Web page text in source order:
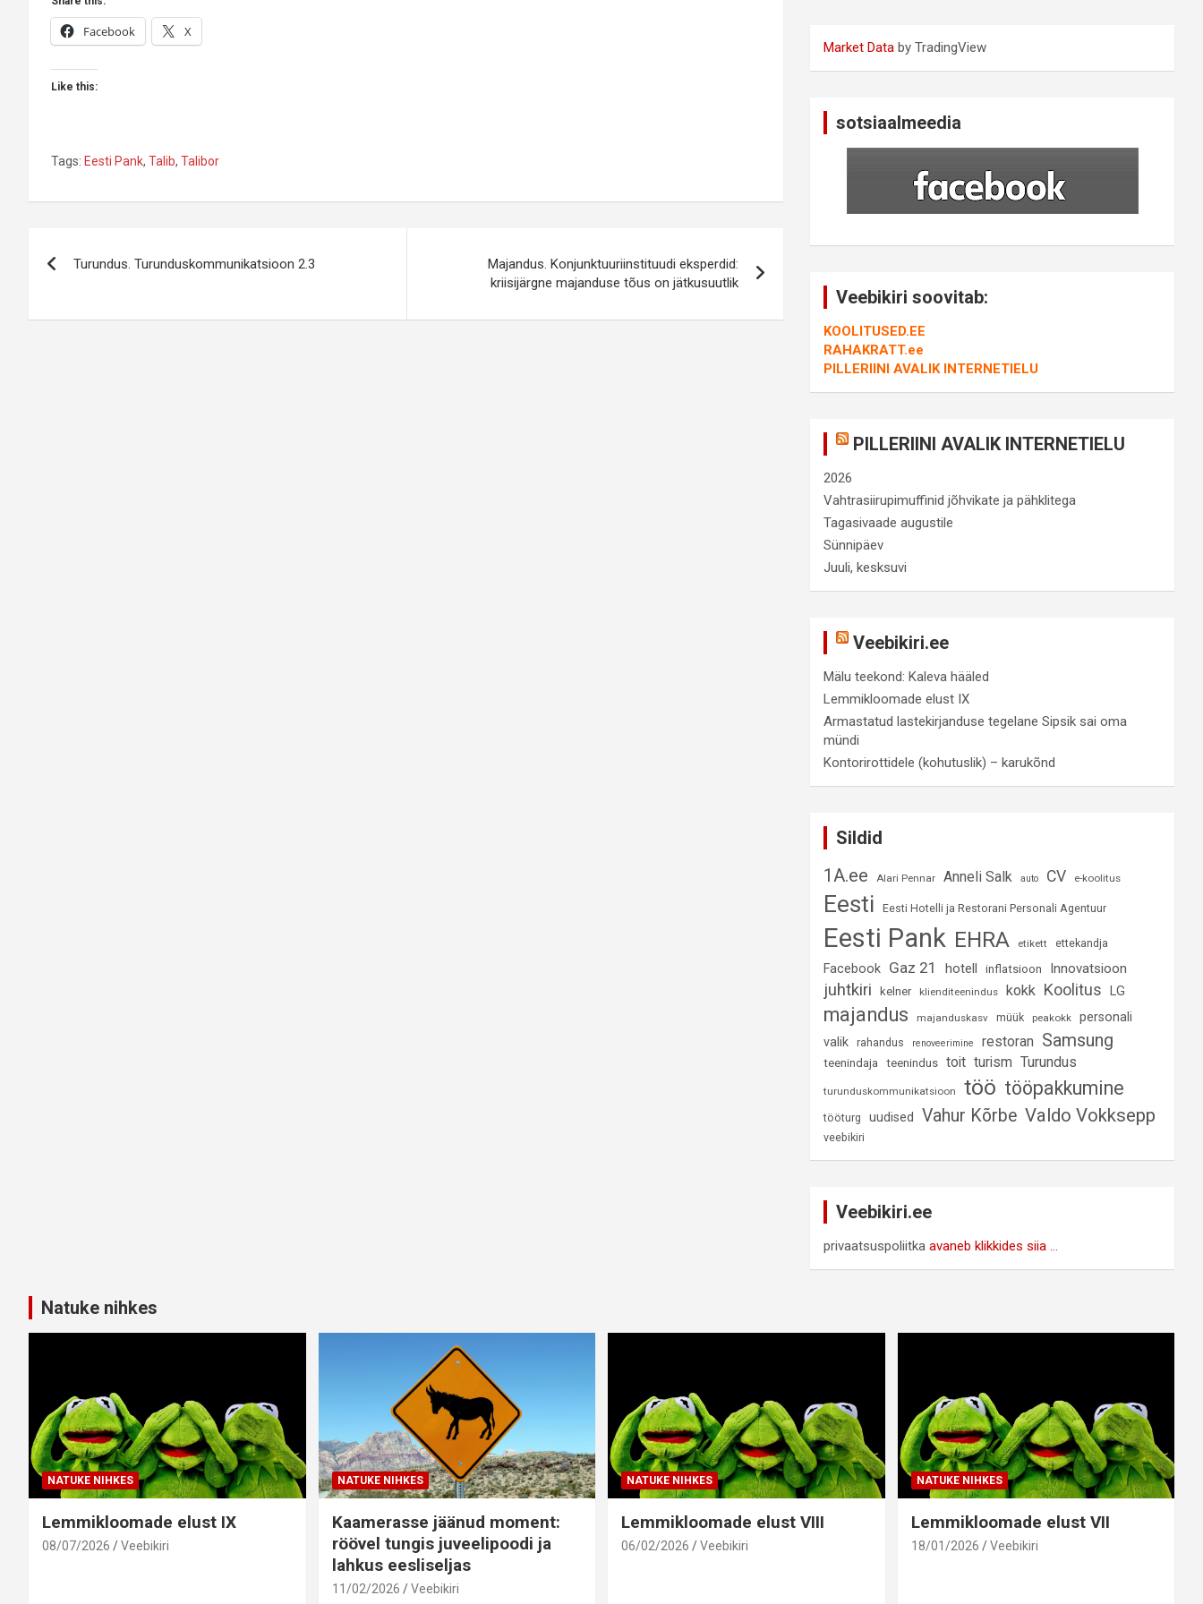
Facebook X
Like this:
Tags: Eesti Pank, Talib, Talibor
Turundus. Turunduskommunikatsioon 2.3
Majandus. Konjunktuuriinstituudi eksperdid:
kriisijärgne majanduse tõus on jätkusuutlik
Market Data by TradingView
sotsiaalmeedia
Veebikiri soovitab:
KOOLITUSED.EE
RAHAKRATT.ee
PILLERIINI AVALIK INTERNETIELU
PILLERIINI AVALIK INTERNETIELU
2026
Vahtrasiirupimuffinid jõhvikate ja pähklitega
Tagasivaade augustile
Sünnipäev
Juuli, kesksuvi
Veebikiri.ee
Mälu teekond: Kaleva hääled
Lemmikloomade elust IX
Armastatud lastekirjanduse tegelane Sipsik sai oma
mündi
Kontorirottidele (kohutuslik) – karukõnd
Sildid
1A.ee
Alari Pennar Anneli Salk auto CV e-koolitus
Eesti Eesti Hotelli ja Restorani Personali Agentuur
Eesti Pank EHRA etikett ettekandja
Facebook Gaz 21 hotell inflatsioon Innovatsioon
juhtkiri kelner klienditeenindus kokk Koolitus LG
majandus majanduskasv müük peakokk
personali
valik
rahandus renoveerimine restoran Samsung
teenindaja teenindus toit turism Turundus
turunduskommunikatsioon töö tööpakkumine
tööturg uudised Vahur Kõrbe Valdo Vokksepp
veebikiri
Veebikiri.ee
privaatsuspoliitkaavaneb klikkides siia ...
Natuke nihkes
NATUKE NIHKES
Lemmikloomade elust IX
08/07/2026 Veebikiri
NATUKE NIHKES
Kaamerasse jäänud moment:
röövel tungis juveelipoodi ja
lahkus eesliseljas
11/02/2026 Veebikiri
NATUKE NIHKES
Lemmikloomade elust VIII
06/02/2026 Veebikiri
NATUKE NIHKES
Lemmikloomade elust VII
18/01/2026 Veebikiri